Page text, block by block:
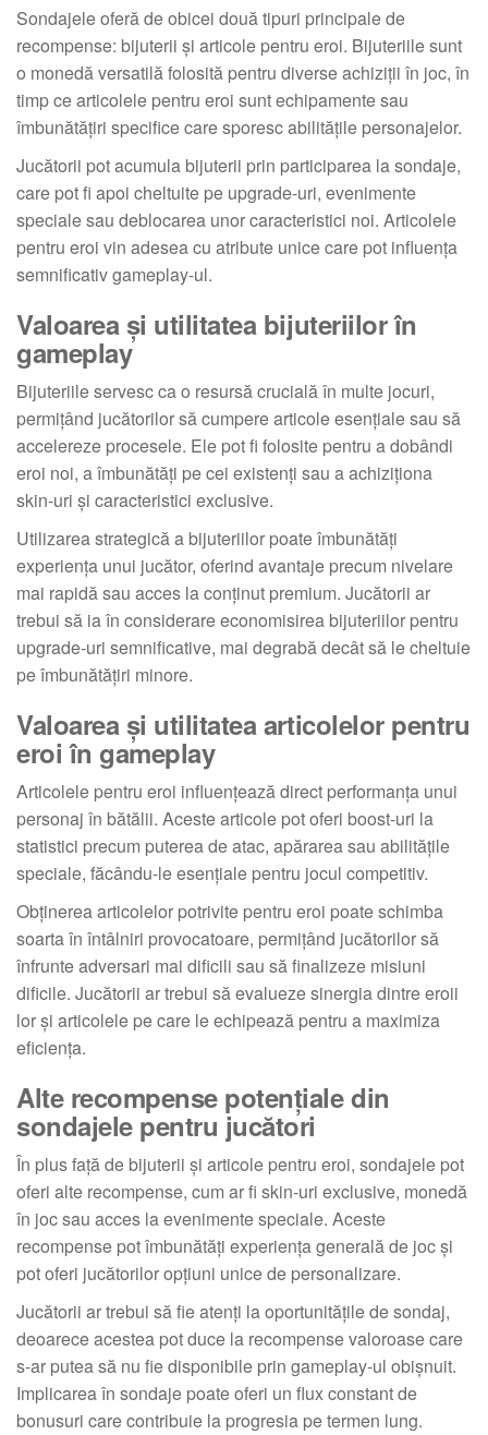
Sondajele oferă de obicei două tipuri principale de
recompense: bijuterii și articole pentru eroi. Bijuteriile sunt
o monedă versatilă folosită pentru diverse achiziții în joc, în
timp ce articolele pentru eroi sunt echipamente sau
îmbunătățiri specifice care sporesc abilitățile personajelor.
Jucătorii pot acumula bijuterii prin participarea la sondaje,
care pot fi apoi cheltuite pe upgrade-uri, evenimente
speciale sau deblocarea unor caracteristici noi. Articolele
pentru eroi vin adesea cu atribute unice care pot influența
semnificativ gameplay-ul.
Valoarea și utilitatea bijuteriilor în
gameplay
Bijuteriile servesc ca o resursă crucială în multe jocuri,
permițând jucătorilor să cumpere articole esențiale sau să
accelereze procesele. Ele pot fi folosite pentru a dobândi
eroi noi, a îmbunătăți pe cei existenți sau a achiziționa
skin-uri și caracteristici exclusive.
Utilizarea strategică a bijuteriilor poate îmbunătăți
experiența unui jucător, oferind avantaje precum nivelare
mai rapidă sau acces la conținut premium. Jucătorii ar
trebui să ia în considerare economisirea bijuteriilor pentru
upgrade-uri semnificative, mai degrabă decât să le cheltuie
pe îmbunătățiri minore.
Valoarea și utilitatea articolelor pentru
eroi în gameplay
Articolele pentru eroi influențează direct performanța unui
personaj în bătălii. Aceste articole pot oferi boost-uri la
statistici precum puterea de atac, apărarea sau abilitățile
speciale, făcându-le esențiale pentru jocul competitiv.
Obținerea articolelor potrivite pentru eroi poate schimba
soarta în întâlniri provocatoare, permițând jucătorilor să
înfrunte adversari mai dificili sau să finalizeze misiuni
dificile. Jucătorii ar trebui să evalueze sinergia dintre eroii
lor și articolele pe care le echipează pentru a maximiza
eficiența.
Alte recompense potențiale din
sondajele pentru jucători
În plus față de bijuterii și articole pentru eroi, sondajele pot
oferi alte recompense, cum ar fi skin-uri exclusive, monedă
în joc sau acces la evenimente speciale. Aceste
recompense pot îmbunătăți experiența generală de joc și
pot oferi jucătorilor opțiuni unice de personalizare.
Jucătorii ar trebui să fie atenți la oportunitățile de sondaj,
deoarece acestea pot duce la recompense valoroase care
s-ar putea să nu fie disponibile prin gameplay-ul obișnuit.
Implicarea în sondaje poate oferi un flux constant de
bonusuri care contribuie la progresia pe termen lung.